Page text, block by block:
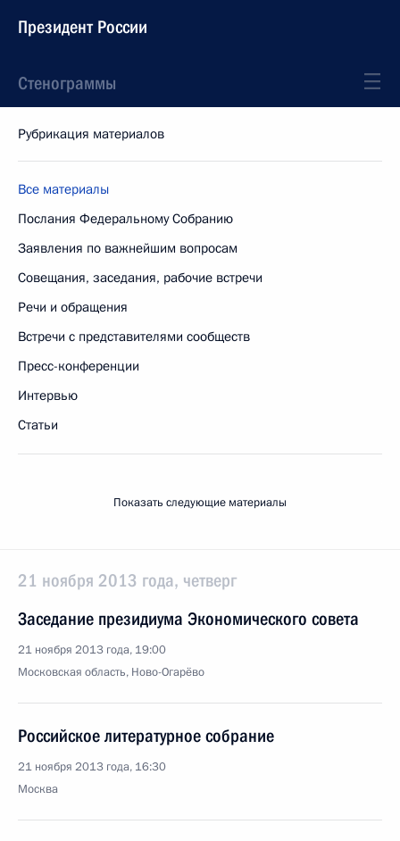
Президент России
Стенограммы
Рубрикация материалов
Все материалы
Послания Федеральному Собранию
Заявления по важнейшим вопросам
Совещания, заседания, рабочие встречи
Речи и обращения
Встречи с представителями сообществ
Пресс-конференции
Интервью
Статьи
Показать следующие материалы
21 ноября 2013 года, четверг
Заседание президиума Экономического совета
21 ноября 2013 года, 19:00
Московская область, Ново-Огарёво
Российское литературное собрание
21 ноября 2013 года, 16:30
Москва